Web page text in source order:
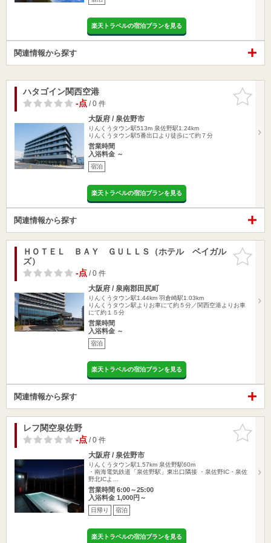
楽天トラベルの宿泊プランを見る
関連情報から探す
お気に入
りに追加
ハタゴイン関西空港
-点/ 0 件
大阪府 / 泉佐野市
りんくうタウン駅513m 泉佐野駅1.24km
りんくうタウン駅5番出口より徒歩にて約７分
営業時間
入浴料金 ～
宿泊
楽天トラベルの宿泊プランを見る
関連情報から探す
お気に入
りに追加
ＨＯＴＥＬ ＢＡＹ ＧＵＬＬＳ（ホテル ベイガル
ズ）
-点/ 0 件
大阪府 / 泉南郡田尻町
りんくうタウン駅1.44km 羽倉崎駅1.03km
りんくうタウン駅よりお車にて約５分／関西空港よりお車
にて約１５分
営業時間
入浴料金 ～
宿泊
楽天トラベルの宿泊プランを見る
関連情報から探す
お気に入
りに追加
レフ関空泉佐野
-点/ 0 件
大阪府 / 泉佐野市
りんくうタウン駅1.57km 泉佐野駅60m
・南海電気鉄道「泉佐野駅」東出口隣接 ・泉佐野IC・泉佐
野北ICよ…
営業時間 6:00～25:00
入浴料金 1,000円～
日帰り 宿泊
楽天トラベルの宿泊プランを見る